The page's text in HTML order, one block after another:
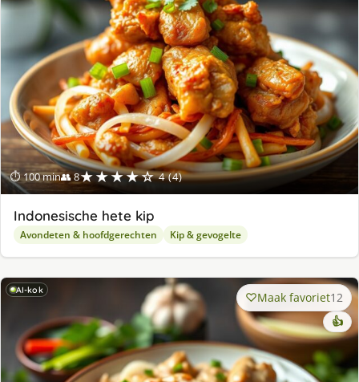
⏱ 100 min👥 8★★★★☆ 4 (4)
Indonesische hete kip
Avondeten & hoofdgerechten Kip & gevogelte
AI-kok Maak favoriet12
👍